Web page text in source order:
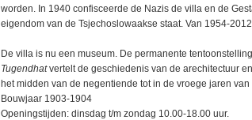
worden. In 1940 confisceerde de Nazis de villa en de
eigendom van de Tsjechoslowaakse staat. Van 1954-
De villa is nu een museum. De permanente tentoonstelling
Tugendhatvertelt de geschiedenis van de arechitectuur
het midden van de negentiende tot in de vroege jaren
Bouwjaar 1903-1904
Openingstijden: dinsdag t/m zondag 10.00-18.00 uur.